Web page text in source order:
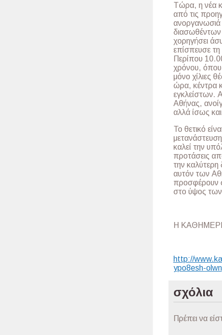
Τώρα, η νέα
από τις
ανοργανωσιά
διασωθέντων
χορηγήσει
επίσπευσε
Περίπου
χρόνου, όπου
μόνο χίλιες
ώρα, κέντρα
εγκλείστων.
Αθήνας,
αλλά ίσως
Το θετικό
καλεί την
προτάσεις
την
αυτόν των
προσφέρουν
στο ύψος
Η
http://
ypo8esh-olwn
σχόλια
Πρέπει να